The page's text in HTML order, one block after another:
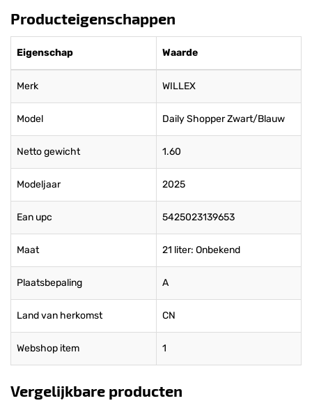
Producteigenschappen
Eigenschap Waarde
Merk WILLEX
Model Daily Shopper Zwart/Blauw
Netto gewicht 1.60
Modeljaar 2025
Ean upc 5425023139653
Maat 21 liter: Onbekend
Plaatsbepaling A
Land van herkomst CN
Webshop item 1
Vergelijkbare producten